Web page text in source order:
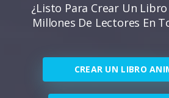
¿Listo Para Crear Un
Millones De Lectores En
CREAR UN LIBRO